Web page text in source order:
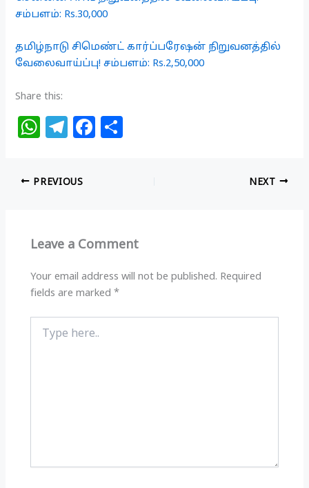
சம்பளம்: Rs.30,000
தமிழ்நாடு சிமெண்ட் கார்ப்பரேஷன் நிறுவனத்தில்
வேலைவாய்ப்பு! சம்பளம்: Rs.2,50,000
Share this:
W
at
s
p
T
e
g
m
F
o
k
PREVIOUS NEXT
Leave a Comment
Your email address will not be published. Required
fields are marked*
here..